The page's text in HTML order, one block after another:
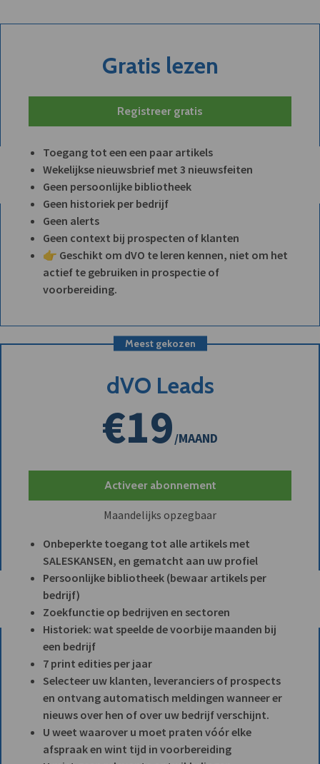
Gratis lezen
Registreer gratis
Toegang tot een een paar artikels
Wekelijkse nieuwsbrief met 3 nieuwsfeiten
Geen persoonlijke bibliotheek
Geen historiek per bedrijf
Geen alerts
Geen context bij prospecten of klanten
👉 Geschikt om dVO te leren kennen, niet om het
actief te gebruiken in prospectie of
voorbereiding.
Meest gekozen
dVO Leads
€19/MAAND
Activeer abonnement
Maandelijks opzegbaar
Onbeperkte toegang tot alle artikels met
SALESKANSEN, en gematcht aan uw profiel
Persoonlijke bibliotheek (bewaar artikels per
bedrijf)
Zoekfunctie op bedrijven en sectoren
Historiek: wat speelde de voorbije maanden bij
een bedrijf
7 print edities per jaar
Selecteer uw klanten, leveranciers of prospects
en ontvang automatisch meldingen wanneer er
nieuws over hen of over uw bedrijf verschijnt.
U weet waarover u moet praten vóór elke
afspraak en wint tijd in voorbereiding